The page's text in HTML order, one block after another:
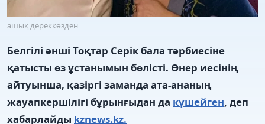
ашық дереккөзден
Белгілі әнші Тоқтар Серік бала тәрбиесіне
қатысты өз ұстанымын бөлісті. Өнер иесінің
айтуынша, қазіргі заманда ата-ананың
жауапкершілігі бұрынғыдан да күшейген, деп
хабарлайды kznews.kz.